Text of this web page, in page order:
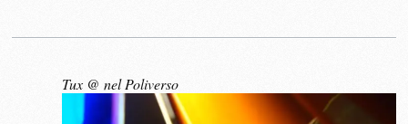
Tux @ nel Poliverso